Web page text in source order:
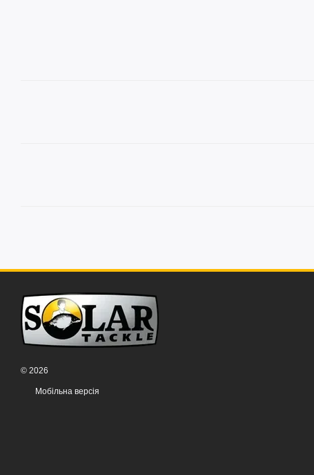
© 2026
Мобільна версія